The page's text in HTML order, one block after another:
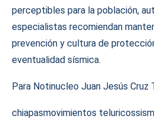
perceptibles para la población,
especialistas recomiendan
prevención y cultura de
eventualidad sísmica.
Para Notinucleo Juan Jesús Cruz
chiapasmovimientos teluricos